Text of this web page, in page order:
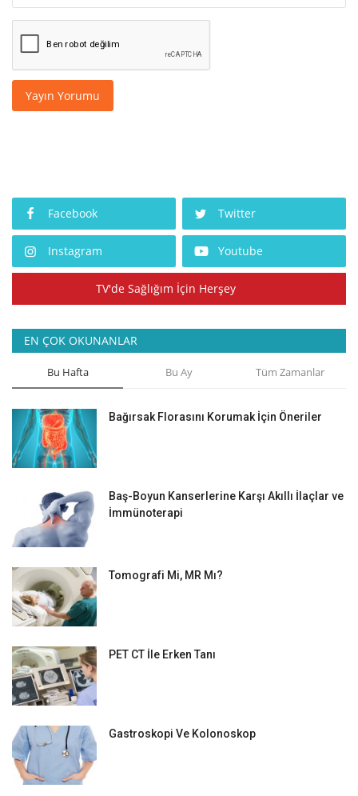
Yayın Yorumu
Facebook Twitter
Instagram Youtube
TV'de Sağlığım İçin Herşey
EN ÇOK OKUNANLAR
Bu Hafta Bu Ay Tüm Zamanlar
Bağırsak Florasını Korumak İçin Öneriler
Baş-Boyun Kanserlerine Karşı Akıllı İlaçlar ve
İmmünoterapi
Tomografi Mi, MR Mı?
PET CT İle Erken Tanı
Gastroskopi Ve Kolonoskop